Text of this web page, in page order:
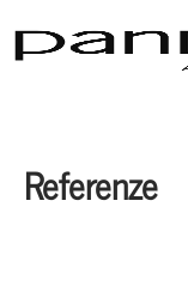
Referenze